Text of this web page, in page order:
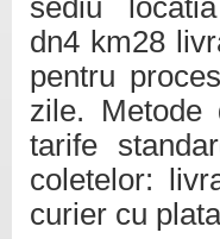
sediu
dn4 km28
pentru
zile. Metode
tarife
coletelor:
curier cu